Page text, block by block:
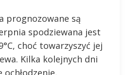
prognozowane są
spodziewana jest
choć towarzyszyć jej
Kilka kolejnych dni
ochłodzenie,